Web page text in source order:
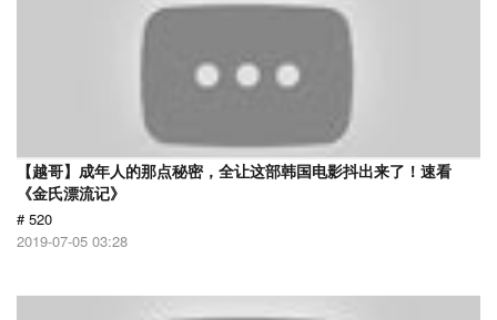
【越哥】成年人的那点秘密，全让这部韩国电影抖出来了！速看
《金氏漂流记》
# 520
2019-07-05 03:28